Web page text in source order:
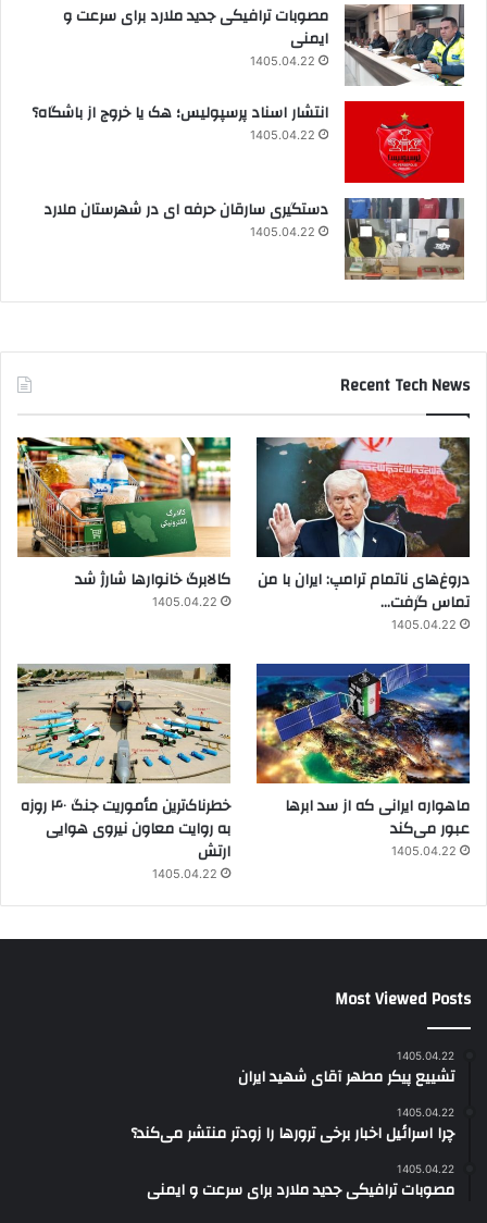
مصوبات ترافیکی جدید ملارد برای سرعت و
ایمنی
1405.04.22
انتشار اسناد پرسپولیس؛ هک یا خروج از باشگاه؟
1405.04.22
دستگیری سارقان حرفه ای در شهرستان ملارد
1405.04.22
Recent Tech News
دروغ‌های ناتمام ترامپ: ایران با من
تماس گرفت…
1405.04.22
کالابرگ خانوارها شارژ شد
1405.04.22
ماهواره ایرانی که از سد ابرها
عبور می‌کند
1405.04.22
خطرناک‌ترین مأموریت جنگ ۴۰ روزه
به روایت معاون نیروی هوایی
ارتش
1405.04.22
Most Viewed Posts
1405.04.22
تشییع پیکر مطهر آقای شهید ایران
1405.04.22
چرا اسرائیل اخبار برخی ترورها را زودتر منتشر می‌کند؟
1405.04.22
مصوبات ترافیکی جدید ملارد برای سرعت و ایمنی